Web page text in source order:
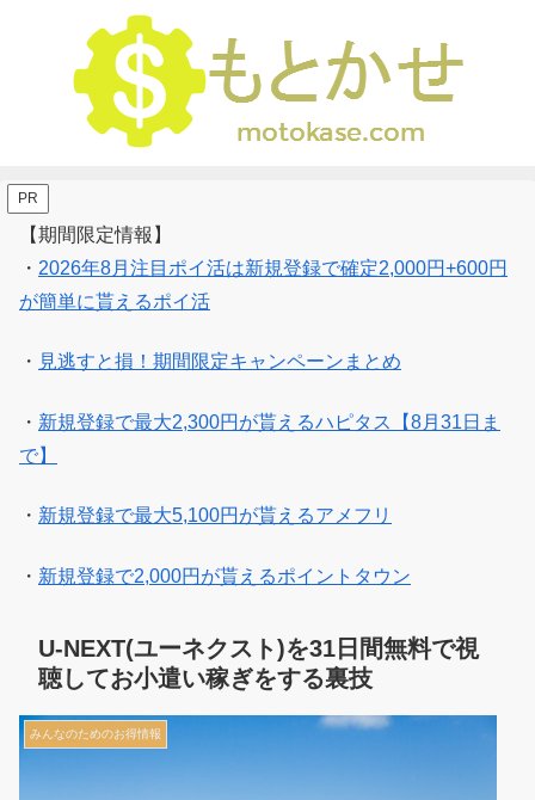
PR
【期間限定情報】
・ 2026年8月注目ポイ活は新規登録で確定2,000円+600円
が簡単に貰えるポイ活
・ 見逃すと損！期間限定キャンペーンまとめ
・ 新規登録で最大2,300円が貰えるハピタス【8月31日ま
で】
・ 新規登録で最大5,100円が貰えるアメフリ
・ 新規登録で2,000円が貰えるポイントタウン
U-NEXT(ユーネクスト)を31日間無料で視
聴してお小遣い稼ぎをする裏技
みんなのためのお得情報